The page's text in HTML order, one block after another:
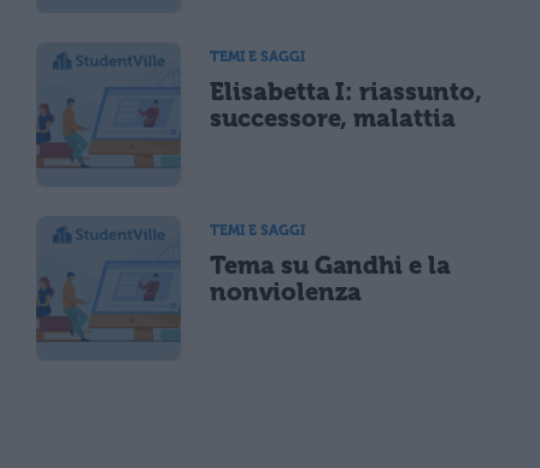
TEMI E SAGGI
Elisabetta I: riassunto,
successore, malattia
TEMI E SAGGI
Tema su Gandhi e la
nonviolenza